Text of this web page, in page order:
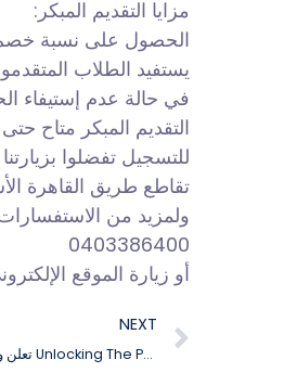
مزايا التقديم المبكر:
الحصول على نسبة خصم 15% من المصروفات
يستفيد الطلاب
في حالة عدم إستيفاء
التقديم المبكر متاح حتى 14 يونيو
للتسجيل تفضلوا
تقاطع طريق القاهرة
ولمزيد من
0403386400
أو زيارة الموقع
NEXT
تعلن وحدة التدريب بكلية العلاج الطبيعى جامعة السلام عن تنظيم ورشة عمل بعنوان Unlocking The Power Of Electro Physical Modalities